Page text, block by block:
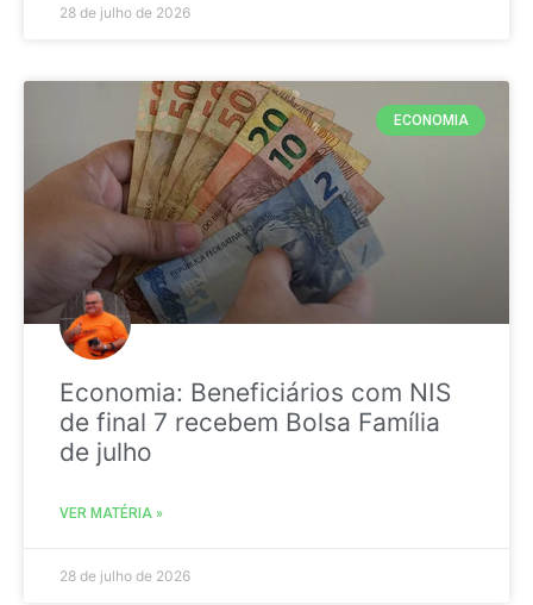
28 de julho de 2026
ECONOMIA
Economia: Beneficiários com NIS
de final 7 recebem Bolsa Família
de julho
VER MATÉRIA »
28 de julho de 2026